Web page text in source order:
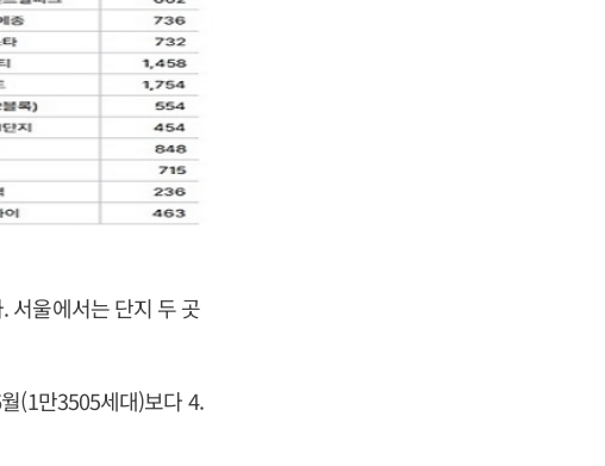
서울에서는 단지 두 곳
(1만3505세대)보다 4.